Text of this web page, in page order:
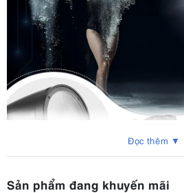
2. Godox V1Pro N:
Đọc thêm ▼
Sản phẩm đang khuyến mãi